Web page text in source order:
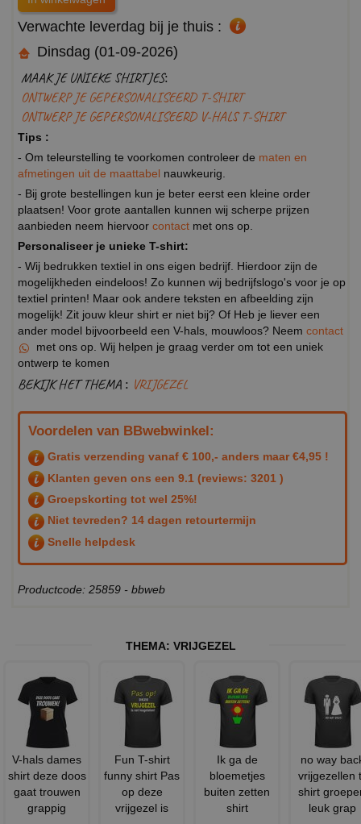
Verwachte leverdag bij je thuis :
Dinsdag (01-09-2026)
MAAK JE UNIEKE SHIRTJES:
ONTWERP JE GEPERSONALISEERD T-SHIRT
ONTWERP JE GEPERSONALISEERD V-HALS T-SHIRT
Tips :
- Om teleurstelling te voorkomen controleer de maten en
afmetingen uit de maattabel nauwkeurig.
- Bij grote bestellingen kun je beter eerst een kleine order
plaatsen! Voor grote aantallen kunnen wij scherpe prijzen
aanbieden neem hiervoor contact met ons op.
Personaliseer je unieke T-shirt:
- Wij bedrukken textiel in ons eigen bedrijf. Hierdoor zijn de
mogelijkheden eindeloos! Zo kunnen wij bedrijfslogo's voor je op
textiel printen! Maar ook andere teksten en afbeelding zijn
mogelijk! Zit jouw kleur shirt er niet bij? Of Heb je liever een
ander model bijvoorbeeld een V-hals, mouwloos? Neem contact
met ons op. Wij helpen je graag verder om tot een uniek
ontwerp te komen
BEKIJK HET THEMA : VRIJGEZEL
Voordelen van BBwebwinkel:
Gratis verzending vanaf € 100,- anders maar €4,95 !
Klanten geven ons een 9.1 (reviews: 3201 )
Groepskorting tot wel 25%!
Niet tevreden? 14 dagen retourtermijn
Snelle helpdesk
Productcode: 25859 - bbweb
THEMA: VRIJGEZEL
V-hals dames
shirt deze doos
gaat trouwen
grappig
Fun T-shirt
funny shirt Pas
op deze
vrijgezel is
Ik ga de
bloemetjes
buiten zetten
shirt
no way
vrijgezellen
shirt
leuk grap